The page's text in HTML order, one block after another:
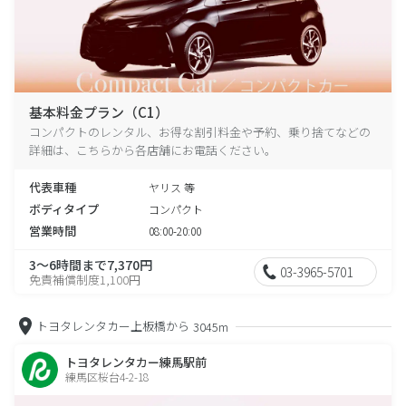
基本料金プラン（C1）
コンパクトのレンタル、お得な割引料金や予約、乗り捨てなどの
詳細は、こちらから各店舗にお電話ください。
代表車種 ヤリス 等
ボディタイプ コンパクト
営業時間 08:00-20:00
3～6時間まで7,370円
免責補償制度1,100円 03-3965-5701
トヨタレンタカー上板橋から 3045m
トヨタレンタカー練馬駅前
練馬区桜台4-2-18